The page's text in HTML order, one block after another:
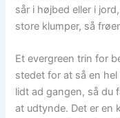
sår i højbed eller i
store klumper, så
Et evergreen trin for
stedet for at så en
lidt ad gangen, så du
at udtynde. Det er en